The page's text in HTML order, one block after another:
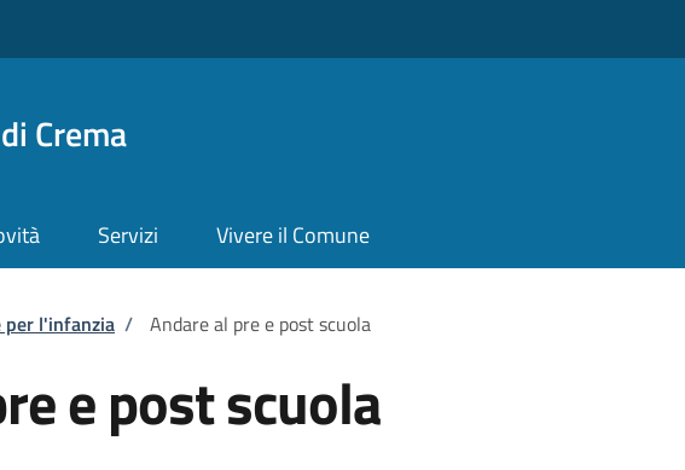
Crema
Servizi Vivere il Comune
per l'infanzia / Andare al pre e post scuola
e post scuola